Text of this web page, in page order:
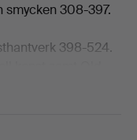
308-397.
398-524.